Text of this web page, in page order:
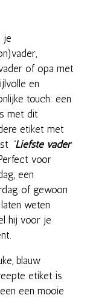
je
of opa met
en
touch: een
met dit
etiket met
"Liefste vader
voor
een
of gewoon
weten
hij voor je
blauw
etiket is
een mooie